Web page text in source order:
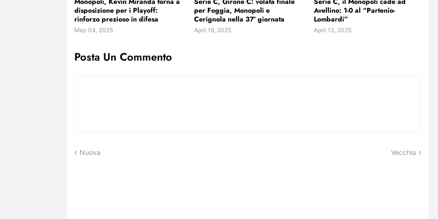
disposizione per i Playoff:
rinforzo prezioso in difesa
May 04, 2025
per Foggia, Monopoli e
Cerignola nella 37ª giornata
April 18, 2025
Avellino: 1-0 al “Partenio-
Lombardi”
April 13, 2025
Posta Un Commento
Nuova Vecchia